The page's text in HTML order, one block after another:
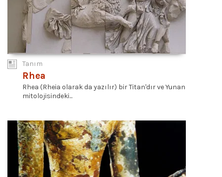
Tanım
Rhea
Rhea (Rheia olarak da yazılır) bir Titan'dır ve Yunan
mitolojisindeki...